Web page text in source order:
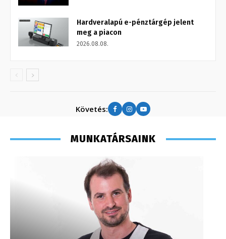
Hardveralapú e-pénztárgép jelent
meg a piacon
2026.08.08.
Követés:
MUNKATÁRSAINK